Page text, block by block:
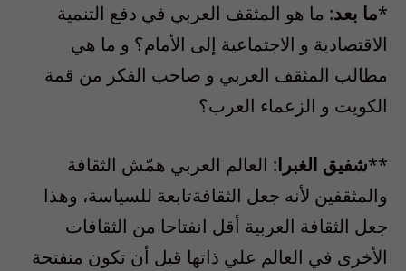
*ما بعد: ما هو المثقف العربي في دفع التنمية
الاقتصادية و الاجتماعية إلى الأمام؟ و ما هي
مطالب المثقف العربي و صاحب الفكر من قمة
الكويت و الزعماء العرب؟
**شفيق الغبرا: العالم العربي همّش الثقافة
والمثقفين لأنه جعل الثقافةتابعة للسياسة، وهذا
جعل الثقافة العربية أقل انفتاحا من الثقافات
الأخرى في العالم علي ذاتها قبل أن تكون منفتحة